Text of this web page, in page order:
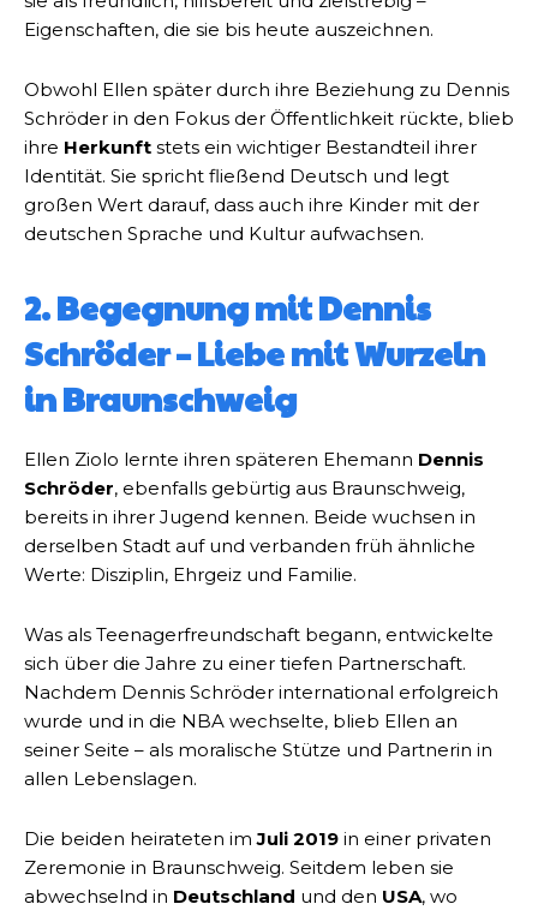
Eigenschaften, die sie bis heute auszeichnen.
Obwohl Ellen später durch ihre Beziehung zu Dennis
Schröder in den Fokus der Öffentlichkeit rückte, blieb
ihre Herkunft stets ein wichtiger Bestandteil ihrer
Identität. Sie spricht fließend Deutsch und legt
großen Wert darauf, dass auch ihre Kinder mit der
deutschen Sprache und Kultur aufwachsen.
2. Begegnung mit Dennis
Schröder – Liebe mit Wurzeln
in Braunschweig
Ellen Ziolo lernte ihren späteren Ehemann Dennis
Schröder, ebenfalls gebürtig aus Braunschweig,
bereits in ihrer Jugend kennen. Beide wuchsen in
derselben Stadt auf und verbanden früh ähnliche
Werte: Disziplin, Ehrgeiz und Familie.
Was als Teenagerfreundschaft begann, entwickelte
sich über die Jahre zu einer tiefen Partnerschaft.
Nachdem Dennis Schröder international erfolgreich
wurde und in die NBA wechselte, blieb Ellen an
seiner Seite – als moralische Stütze und Partnerin in
allen Lebenslagen.
Die beiden heirateten imJuli 2019 in einer privaten
Zeremonie in Braunschweig. Seitdem leben sie
abwechselnd in Deutschland und den USA, wo